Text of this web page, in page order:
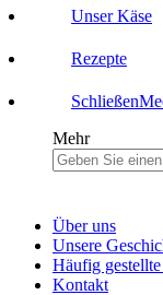
Unser Käse
Rezepte
Schließen
Mehr
Über uns
Unsere
Häufig gestellte
Kontakt